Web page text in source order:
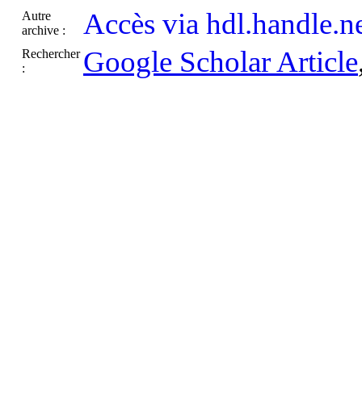
Autre
archive :
Accès via
Rechercher
:
Google Scholar Article